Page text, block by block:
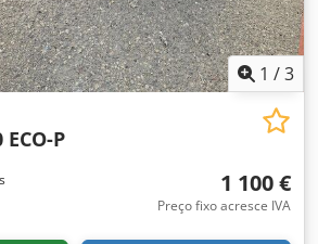
1 /3
ECO-P
1 100 €
Preço fixo acresce IVA